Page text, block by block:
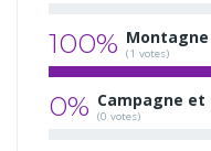
100% (1 votes)
0% Campagne
(0 votes)